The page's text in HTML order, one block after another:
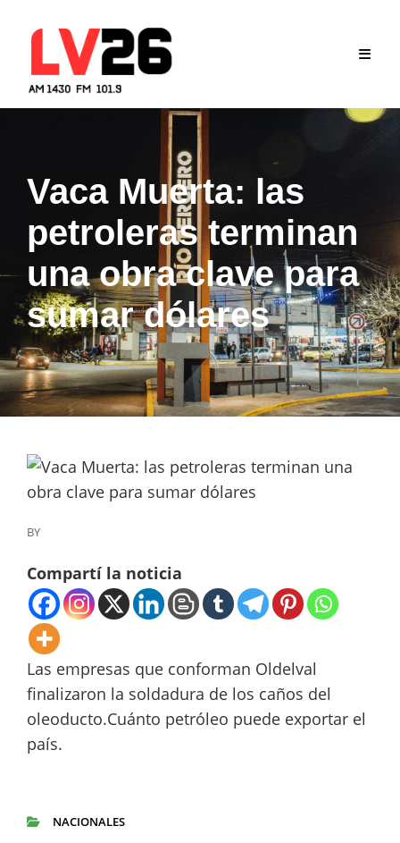
content
Vaca Muerta: las
petroleras terminan
una obra clave para
sumar dólares
BY
Compartí la noticia
Las empresas que conforman Oldelval
finalizaron la soldadura de los caños del
oleoducto.Cuánto petróleo puede exportar el
país.
NACIONALES